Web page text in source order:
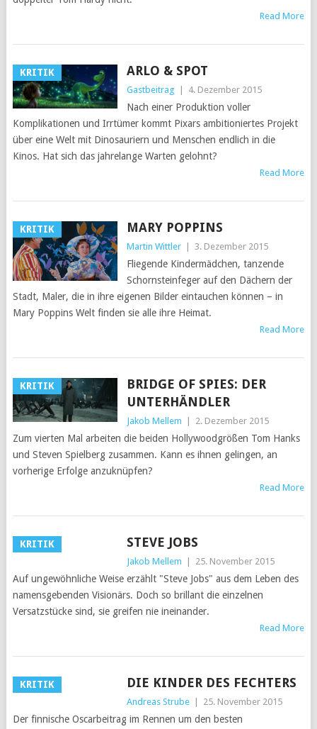
Read More
KRITIK ARLO & SPOT
Gastbeitrag 4. Dezember 2015
Nach einer Produktion voller
Komplikationen und Irrtümer kommt Pixars ambitioniertes Projekt
über eine Welt mit Dinosauriern und Menschen endlich in die
Kinos. Hat sich das jahrelange Warten gelohnt?
Read More
KRITIK MARY POPPINS
Martin Wittler 3. Dezember 2015
Fliegende Kindermädchen, tanzende
Schornsteinfeger auf den Dächern der
Stadt, Maler, die in ihre eigenen Bilder eintauchen können – in
Mary Poppins Welt finden sie alle ihre Heimat.
Read More
KRITIK
BRIDGE OF SPIES: DER
UNTERHÄNDLER
Jakob Mellem 2. Dezember 2015
Zum vierten Mal arbeiten die beiden Hollywoodgrößen Tom Hanks
und Steven Spielberg zusammen. Kann es ihnen gelingen, an
vorherige Erfolge anzuknüpfen?
Read More
KRITIK STEVE JOBS
Jakob Mellem 25. November 2015
Auf ungewöhnliche Weise erzählt "Steve Jobs" aus dem Leben des
namensgebenden Visionärs. Doch so brillant die einzelnen
Versatzstücke sind, sie greifen nie ineinander.
Read More
KRITIK DIE KINDER DES FECHTERS
Andreas Strube 25. November 2015
Der finnische Oscarbeitrag im Rennen um den besten